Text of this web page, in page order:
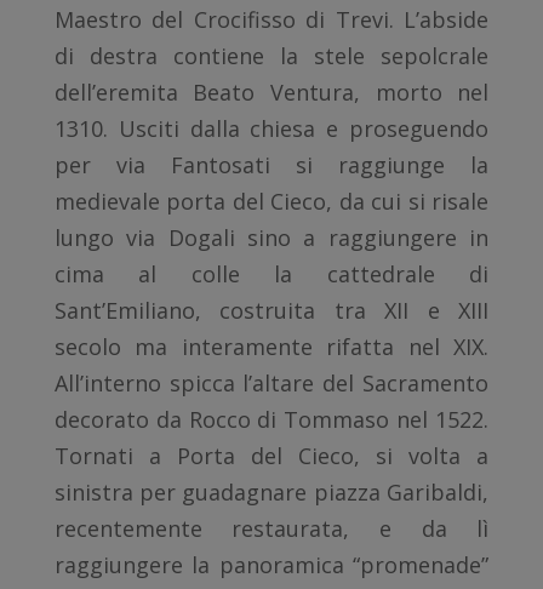
Maestro del Crocifisso di Trevi. L’abside
di destra contiene la stele sepolcrale
dell’eremita Beato Ventura, morto nel
1310. Usciti dalla chiesa e proseguendo
per via Fantosati si raggiunge la
medievale porta del Cieco, da cui si risale
lungo via Dogali sino a raggiungere in
cima al colle la cattedrale di
Sant’Emiliano, costruita tra XII e XIII
secolo ma interamente rifatta nel XIX.
All’interno spicca l’altare del Sacramento
decorato da Rocco di Tommaso nel 1522.
Tornati a Porta del Cieco, si volta a
sinistra per guadagnare piazza Garibaldi,
recentemente restaurata, e da lì
raggiungere la panoramica “promenade”